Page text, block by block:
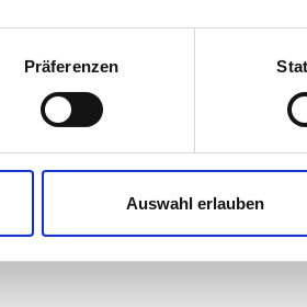
Präferenzen
Auswahl erlauben